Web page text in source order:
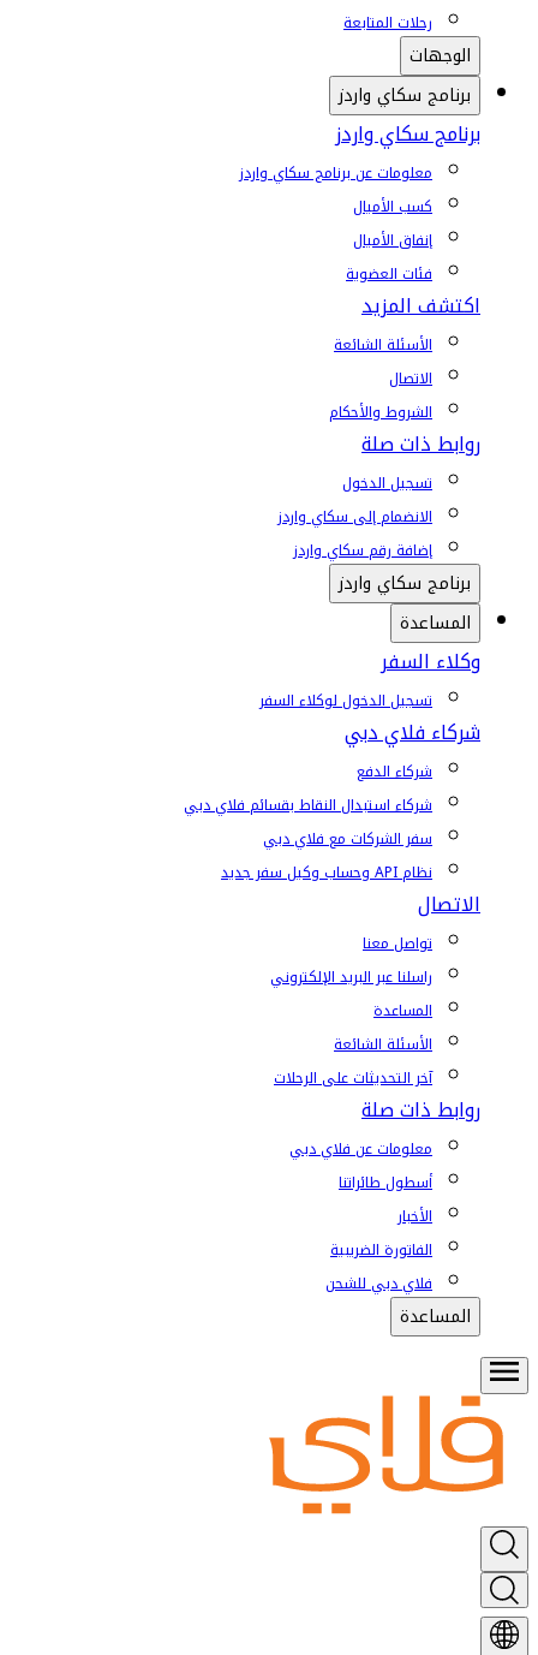
رحلات المتابعة
الوجهات
برنامج سكاي واردز
برنامج سكاي واردز
معلومات عن برنامج سكاي واردز
كسب الأميال
إنفاق الأميال
فئات العضوية
اكتشف المزيد
الأسئلة الشائعة
الاتصال
الشروط والأحكام
روابط ذات صلة
تسجيل الدخول
الانضمام إلى سكاي واردز
إضافة رقم سكاي واردز
برنامج سكاي واردز
المساعدة
وكلاء السفر
تسجيل الدخول لوكلاء السفر
شركاء فلاي دبي
شركاء الدفع
شركاء استبدال النقاط بقسائم فلاي دبي
سفر الشركات مع فلاي دبي
نظام API وحساب وكيل سفر جديد
الاتصال
تواصل معنا
راسلنا عبر البريد الإلكتروني
المساعدة
الأسئلة الشائعة
آخر التحديثات على الرحلات
روابط ذات صلة
معلومات عن فلاي دبي
أسطول طائراتنا
الأخبار
الفاتورة الضريبية
فلاي دبي للشحن
المساعدة